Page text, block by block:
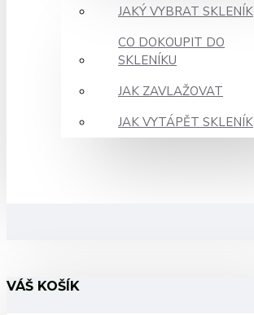
JAKÝ VYBRAT SKLENÍK
CO DOKOUPIT DO
SKLENÍKU
JAK ZAVLAŽOVAT
JAK VYTÁPĚT SKLENÍK
VÁŠ KOŠÍK